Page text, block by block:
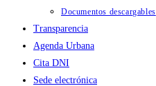
Documentos descargables
Transparencia
Agenda Urbana
Cita DNI
Sede electrónica